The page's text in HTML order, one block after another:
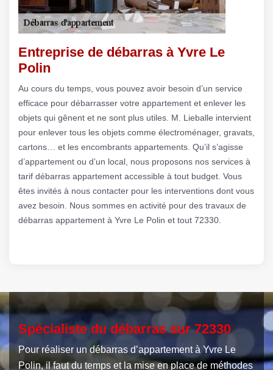
Entreprise de débarras à Yvre Le
Polin
Au cours du temps, vous pouvez avoir besoin d’un service
efficace pour débarrasser votre appartement et enlever les
objets qui gênent et ne sont plus utiles. M. Lieballe intervient
pour enlever tous les objets comme électroménager, gravats,
cartons… et les encombrants appartements. Qu’il s’agisse
d’appartement ou d’un local, nous proposons nos services à
tarif débarras appartement accessible à tout budget. Vous
êtes invités à nous contacter pour les interventions dont vous
avez besoin. Nous sommes en activité pour des travaux de
débarras appartement à Yvre Le Polin et tout 72330.
Spécialiste du débarras sur 72330
Pour réaliser un débarras d’appartement à Yvre Le
Polin, il faut du temps et la mise en place de méthodes